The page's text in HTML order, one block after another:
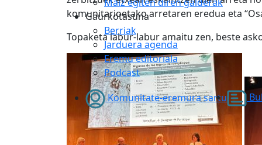
Gaurkotasuna
Berriak
Jarduera agenda
Eremu editoriala
Podcast
Komunitate-eremura sartu
komunitarioetako arretaren eredua eta
Topaketa labur-labur amaitu zen, beste